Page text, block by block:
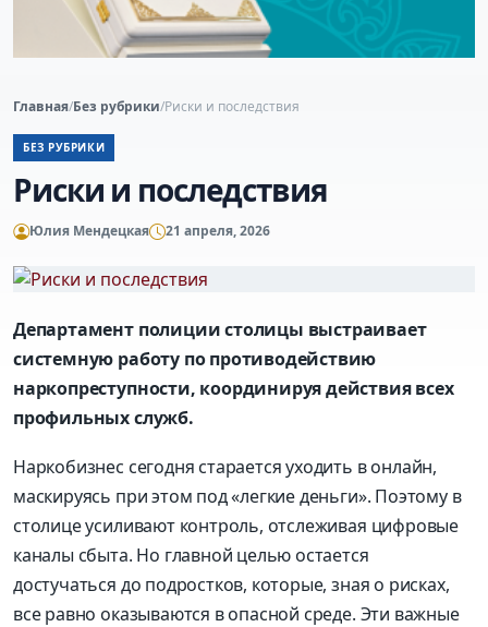
Главная/Без рубрики/Риски и последствия
БЕЗ РУБРИКИ
Риски и последствия
Юлия Мендецкая 21 апреля, 2026
Департамент полиции столицы выстраивает
системную работу по противодействию
наркопреступности, координируя действия всех
профильных служб.
Наркобизнес сегодня старается уходить в онлайн,
маскируясь при этом под «легкие деньги». Поэтому в
столице усиливают контроль, отслеживая цифровые
каналы сбыта. Но главной целью остается
достучаться до подростков, которые, зная о рисках,
все равно оказываются в опасной среде. Эти важные